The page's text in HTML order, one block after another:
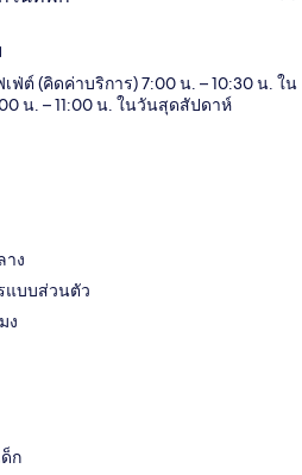
ฟ่ต์ (คิดค่าบริการ) 7:00 น. – 10:30 น. ใน
น. – 11:00 น. ในวันสุดสัปดาห์
ง
แบบส่วนตัว
ง
ก